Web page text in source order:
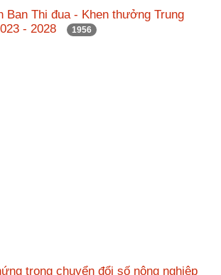
Ban Thi đua - Khen thưởng Trung
- 2028
1956
trong chuyển đổi số nông nghiệp